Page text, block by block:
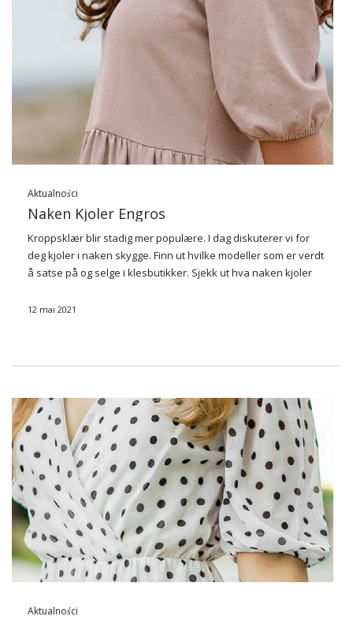
Aktualności
Naken Kjoler Engros
Kroppsklær blir stadig mer populære. I dag diskuterer vi for
deg kjoler i naken skygge. Finn ut hvilke modeller som er verdt
å satse på og selge i klesbutikker. Sjekk ut hva naken kjoler
Skygge
12 mai 2021
Aktualności